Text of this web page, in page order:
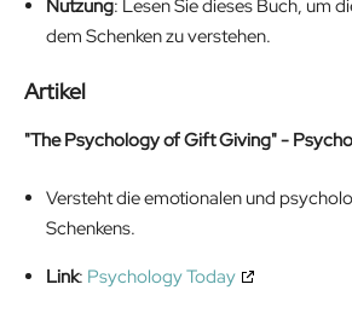
Nutzung: Lesen Sie dieses Buch, um
dem Schenken zu verstehen.
Artikel
"The Psychology of Gift Giving" -
Versteht die emotionalen und
Schenkens.
Link: Psychology Today